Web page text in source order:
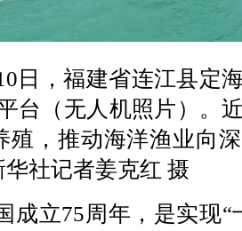
日，福建省连江县定
台（无人机照片）。
殖，推动海洋渔业向
社记者姜克红 摄
成立75周年，是实现“